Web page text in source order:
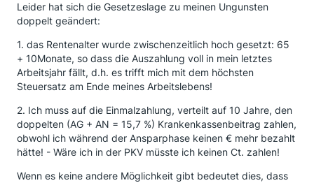
Leider hat sich die Gesetzeslage zu meinen Ungunsten
doppelt geändert:
1. das Rentenalter wurde zwischenzeitlich hoch gesetzt: 65
+ 10Monate, so dass die Auszahlung voll in mein letztes
Arbeitsjahr fällt, d.h. es trifft mich mit dem höchsten
Steuersatz am Ende meines Arbeitslebens!
2. Ich muss auf die Einmalzahlung, verteilt auf 10 Jahre, den
doppelten (AG + AN = 15,7 %) Krankenkassenbeitrag zahlen,
obwohl ich während der Ansparphase keinen € mehr bezahlt
hätte! - Wäre ich in der PKV müsste ich keinen Ct. zahlen!
Wenn es keine andere Möglichkeit gibt bedeutet dies, dass